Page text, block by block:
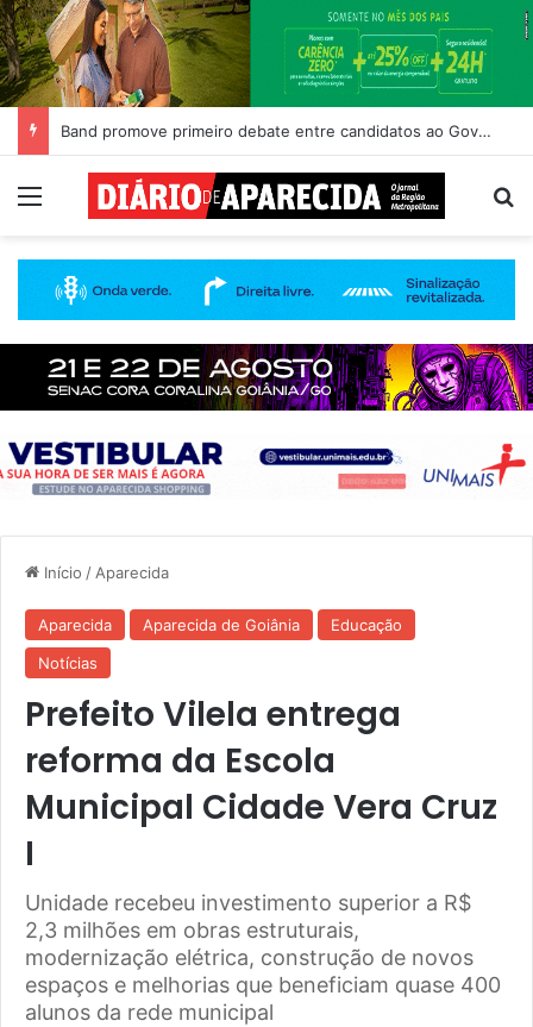
Band promove primeiro debate entre candidatos ao Governo de Goiás
Menu
Início / Aparecida
Aparecida Aparecida de Goiânia
Educação
Notícias
Prefeito Vilela entrega
reforma da Escola
Municipal Cidade Vera Cruz
I
Unidade recebeu investimento superior a R$
2,3 milhões em obras estruturais,
modernização elétrica, construção de novos
espaços e melhorias que beneficiam quase 400
alunos da rede municipal